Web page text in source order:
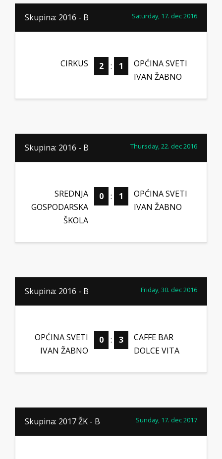
Skupina: 2016 - B Saturday, 17. dec 2016
CIRKUS 2 : 1
OPĆINA SVETI
IVAN ŽABNO
Skupina: 2016 - B Thursday, 22. dec 2016
SREDNJA
GOSPODARSKA
ŠKOLA
0 : 1
OPĆINA SVETI
IVAN ŽABNO
Skupina: 2016 - B Friday, 30. dec 2016
OPĆINA SVETI
IVAN ŽABNO
0 : 3
CAFFE BAR
DOLCE VITA
Skupina: 2017 ŽK - B Sunday, 17. dec 2017